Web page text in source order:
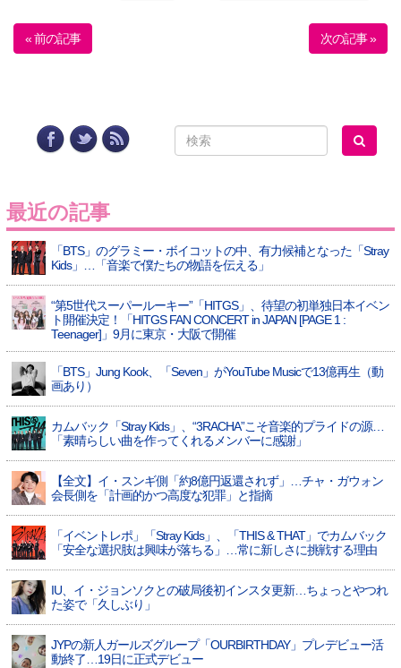
« 前の記事 次の記事 »
最近の記事
「BTS」のグラミー・ボイコットの中、有力候補となった「Stray
Kids」…「音楽で僕たちの物語を伝える」
“第5世代スーパールーキー”「HITGS」、待望の初単独日本イベン
ト開催決定！「HITGS FAN CONCERT in JAPAN [PAGE 1 :
Teenager]」9月に東京・大阪で開催
「BTS」Jung Kook、「Seven」がYouTube Musicで13億再生（動
画あり）
カムバック「Stray Kids」、“3RACHA”こそ音楽的プライドの源…
「素晴らしい曲を作ってくれるメンバーに感謝」
【全文】イ・スンギ側「約8億円返還されず」…チャ・ガウォン
会長側を「計画的かつ高度な犯罪」と指摘
「イベントレポ」「Stray Kids」、「THIS & THAT」でカムバック
「安全な選択肢は興味が落ちる」…常に新しさに挑戦する理由
IU、イ・ジョンソクとの破局後初インスタ更新…ちょっとやつれ
た姿で「久しぶり」
JYPの新人ガールズグループ「OURBIRTHDAY」プレデビュー活
動終了…19日に正式デビュー